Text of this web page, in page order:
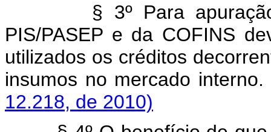
§ 3º Para
PIS/PASEP e da COFINS
utilizados os créditos
insumos no
12.218, de 2010)